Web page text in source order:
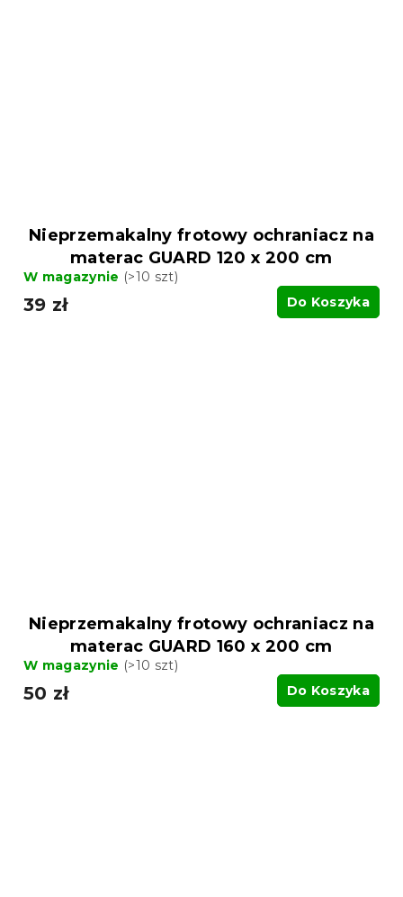
Nieprzemakalny frotowy ochraniacz na
materac GUARD 120 x 200 cm
W magazynie (>10 szt)
39 zł Do Koszyka
Nieprzemakalny frotowy ochraniacz na
materac GUARD 160 x 200 cm
W magazynie (>10 szt)
50 zł Do Koszyka